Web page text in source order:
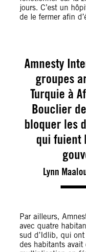
jours. C’est un
de le fermer afin
Amnesty
groupes
Turquie à
Bouclier
bloquer les
qui fuient
Lynn
Par ailleurs,
avec quatre
sud d’Idlib, qui
des habitants